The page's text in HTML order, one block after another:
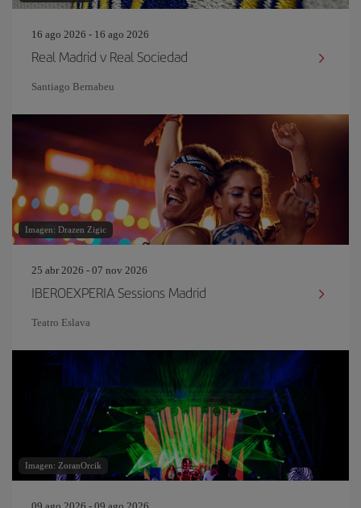
16 ago 2026 - 16 ago 2026
Real Madrid v Real Sociedad
Santiago Bernabeu
Imagen: Drazen Zigic
25 abr 2026 - 07 nov 2026
IBEROEXPERIA Sessions Madrid
Teatro Eslava
Imagen: ZoranOrcik